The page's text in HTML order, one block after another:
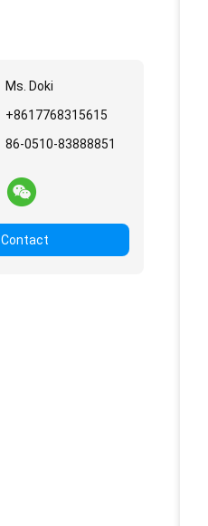
Ms. Doki
+8617768315615
86-0510-83888851
Contact